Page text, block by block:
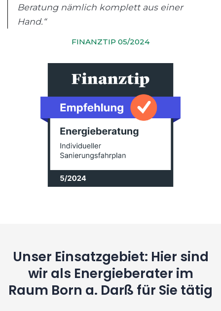
Beratung nämlich komplett aus einer
Hand.“
FINANZTIP 05/2024
Unser Einsatzgebiet: Hier sind
wir als Energieberater im
Raum Born a. Darß für Sie tätig